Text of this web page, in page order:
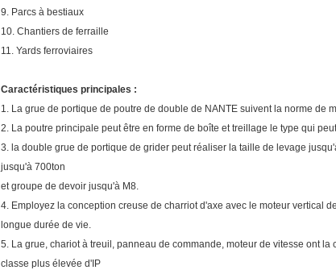
9. Parcs à bestiaux
10. Chantiers de ferraille
11. Yards ferroviaires
Caractéristiques principales :
1. La grue de portique de poutre de double de NANTE suivent la norme de
2. La poutre principale peut être en forme de boîte et treillage le type qui
3. la double grue de portique de grider peut réaliser la taille de levage
jusqu'à 700ton
et groupe de devoir jusqu'à M8.
4. Employez la conception creuse de charriot d'axe avec le moteur vertical
longue durée de vie.
5. La grue, chariot à treuil, panneau de commande, moteur de vitesse ont
classe plus élevée d'IP